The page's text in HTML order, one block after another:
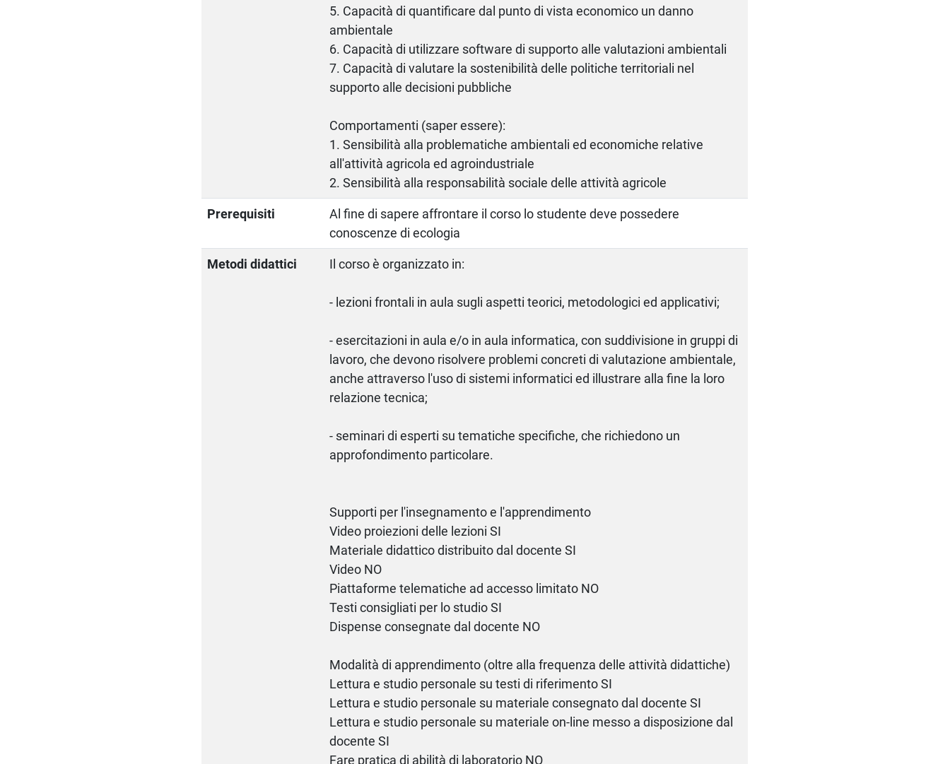
5. Capacità di quantificare dal punto di vista economico un danno
ambientale
6. Capacità di utilizzare software di supporto alle valutazioni ambientali
7. Capacità di valutare la sostenibilità delle politiche territoriali nel
supporto alle decisioni pubbliche
Comportamenti (saper essere):
1. Sensibilità alla problematiche ambientali ed economiche relative
all'attività agricola ed agroindustriale
2. Sensibilità alla responsabilità sociale delle attività agricole
Prerequisiti
Al fine di sapere affrontare il corso lo studente deve possedere
conoscenze di ecologia
Metodi didattici Il corso è organizzato in:
- lezioni frontali in aula sugli aspetti teorici, metodologici ed applicativi;
- esercitazioni in aula e/o in aula informatica, con suddivisione in gruppi di
lavoro, che devono risolvere problemi concreti di valutazione ambientale,
anche attraverso l'uso di sistemi informatici ed illustrare alla fine la loro
relazione tecnica;
- seminari di esperti su tematiche specifiche, che richiedono un
approfondimento particolare.
Supporti per l'insegnamento e l'apprendimento
Video proiezioni delle lezioni SI
Materiale didattico distribuito dal docente SI
Video NO
Piattaforme telematiche ad accesso limitato NO
Testi consigliati per lo studio SI
Dispense consegnate dal docente NO
Modalità di apprendimento (oltre alla frequenza delle attività didattiche)
Lettura e studio personale su testi di riferimento SI
Lettura e studio personale su materiale consegnato dal docente SI
Lettura e studio personale su materiale on-line messo a disposizione dal
docente SI
Fare pratica di abilità di laboratorio NO